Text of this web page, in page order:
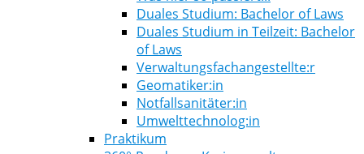
Duales Studium: Bachelor of Laws
Duales Studium in Teilzeit: Bachelor
of Laws
Verwaltungsfachangestellte:r
Geomatiker:in
Notfallsanitäter:in
Umwelttechnolog:in
Praktikum